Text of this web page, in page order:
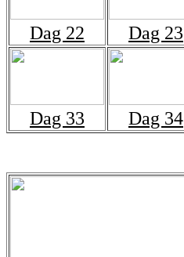
Dag 22 Dag 23
Dag 33 Dag 34